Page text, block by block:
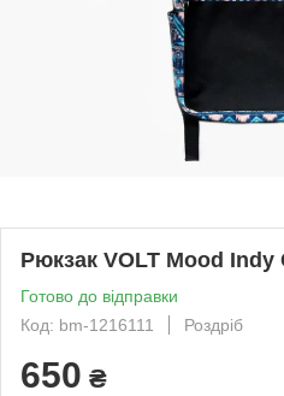
Рюкзак VOLT Mood Indy
Готово до відправки
Код: bm-1216111
Роздріб
650 ₴